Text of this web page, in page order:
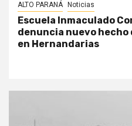
ALTO PARANÁ Noticias
Escuela Inmaculado
denuncia nuevo hecho
en Hernandarias